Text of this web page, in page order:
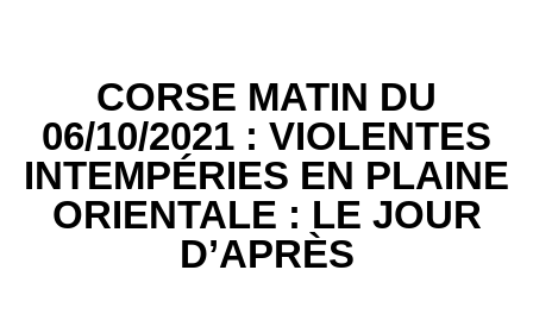
CORSE MATIN DU
06/10/2021 : VIOLENTES
INTEMPÉRIES EN PLAINE
ORIENTALE : LE JOUR
D’APRÈS